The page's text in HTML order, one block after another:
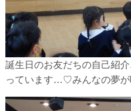
誕生日のお友だちの自己紹
っています…♡みんなの夢が